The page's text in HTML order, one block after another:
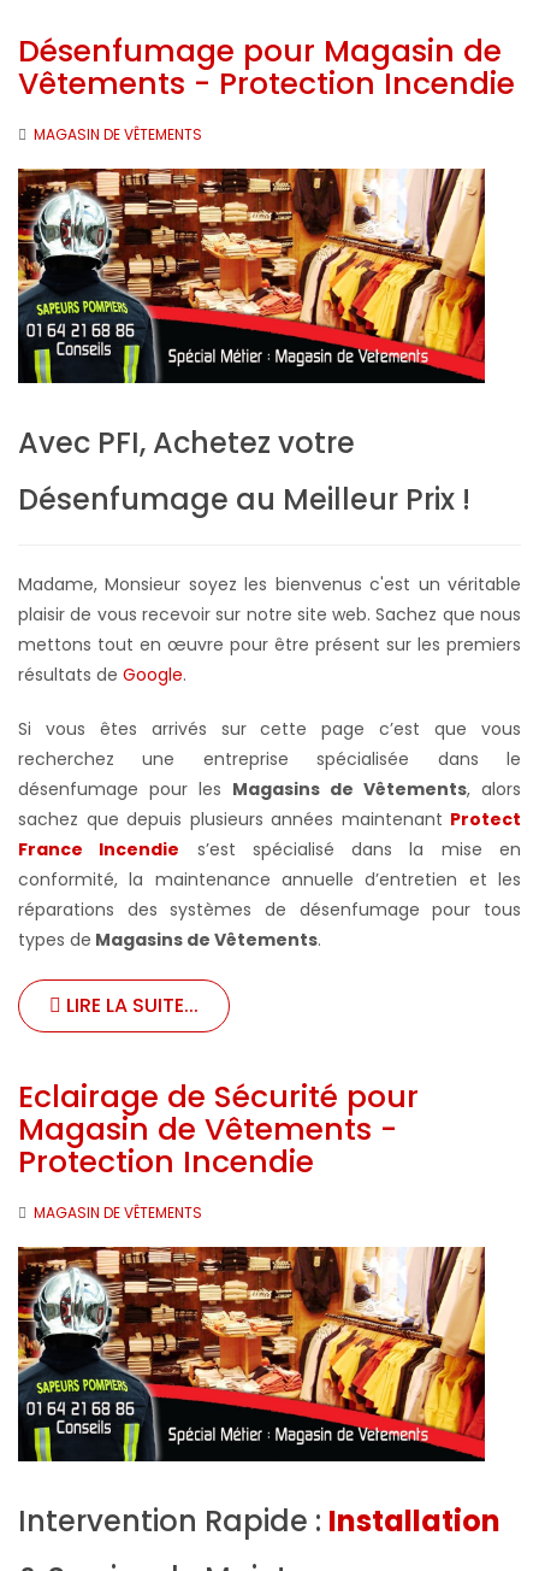
Désenfumage pour Magasin de
Vêtements - Protection Incendie
MAGASIN DE VÊTEMENTS
Avec PFI, Achetez votre
Désenfumage au Meilleur Prix !
Madame, Monsieur soyez les bienvenus c'est un véritable
plaisir de vous recevoir sur notre site web. Sachez que nous
mettons tout en œuvre pour être présent sur les premiers
résultats de Google.
Si vous êtes arrivés sur cette page c’est que vous
recherchez une entreprise spécialisée dans le
désenfumage pour les Magasins de Vêtements, alors
sachez que depuis plusieurs années maintenant Protect
France Incendie s’est spécialisé dans la mise en
conformité, la maintenance annuelle d’entretien et les
réparations des systèmes de désenfumage pour tous
types de Magasins de Vêtements.
LIRE LA SUITE...
Eclairage de Sécurité pour
Magasin de Vêtements -
Protection Incendie
MAGASIN DE VÊTEMENTS
Intervention Rapide : Installation